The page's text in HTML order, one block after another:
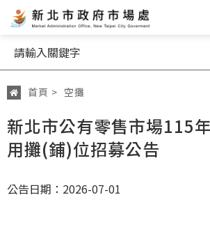
跳到主要內容
網站導覽
搜尋
首頁 > 空攤
新北市公有零售市場115
用攤(鋪)位招募公告
公告日期：2026-07-01